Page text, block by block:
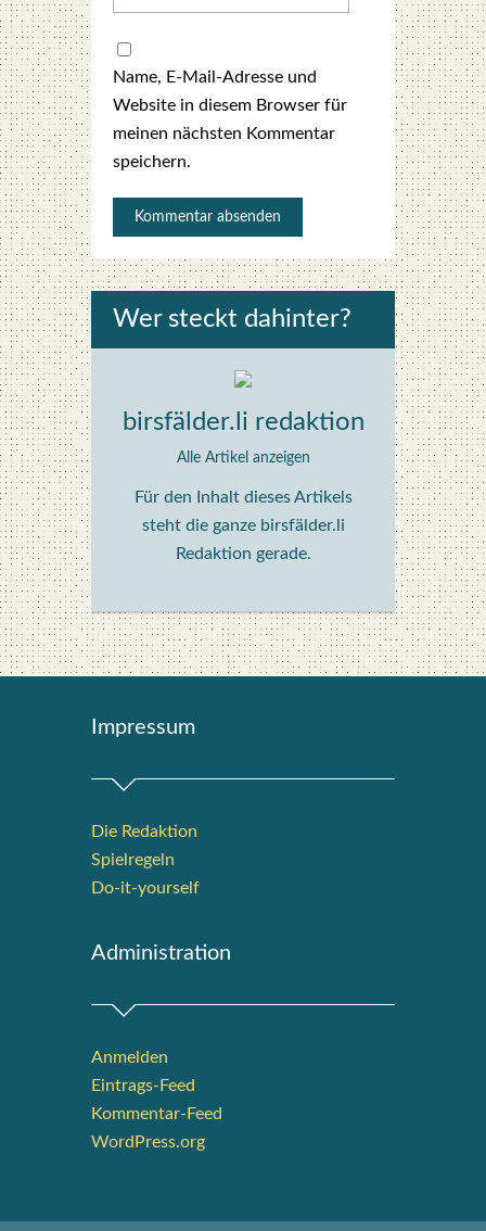
Name, E-Mail-Adresse und
Website in diesem Browser für
meinen nächsten Kommentar
speichern.
Wer steckt dahin­ter?
birsfälder.li redaktion
Alle Artikel anzeigen
Für den Inhalt dieses Artikels
steht die ganze birsfälder.li
Redaktion gerade.
Impres­sum
Die Redak­ti­on
Spiel­re­geln
Do-it-your­s­elf
Admi­nis­tra­ti­on
Anmelden
Eintrags-Feed
Kommentar-Feed
WordPress.org